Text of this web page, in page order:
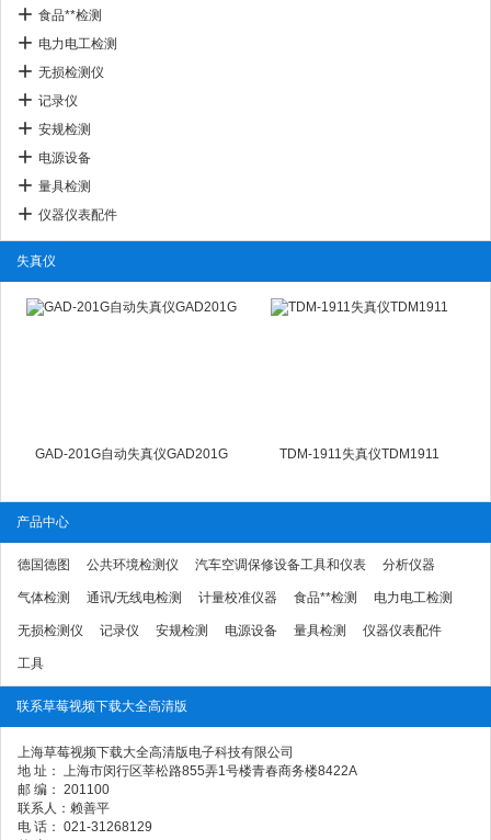
食品**检测
电力电工检测
无损检测仪
记录仪
安规检测
电源设备
量具检测
仪器仪表配件
失真仪
GAD-201G自动失真仪GAD201G TDM-1911失真仪TDM1911
产品中心
德国德图 公共环境检测仪 汽车空调保修设备工具和仪表 分析仪器
气体检测 通讯/无线电检测 计量校准仪器 食品**检测 电力电工检测
无损检测仪 记录仪 安规检测 电源设备 量具检测 仪器仪表配件
工具
联系草莓视频下载大全高清版
上海草莓视频下载大全高清版电子科技有限公司
地 址： 上海市闵行区莘松路855弄1号楼青春商务楼8422A
邮 编： 201100
联系人：赖善平
电 话： 021-31268129